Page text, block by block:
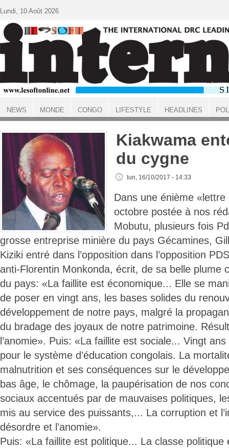
ACCUEIL
Kiakwama
du cygne
lun, 16/10/2017 - 14:33
Dans une énième
octobre postée à nos
Mobutu, plusieurs fois
grosse entreprise minière du pays Gécamines,
Kiziki entré dans l’opposition dans l’opposition
anti-Florentin Monkonda, écrit, de sa belle plume
du pays: «La faillite est économique... Elle se
de poser en vingt ans, les bases solides du
développement de notre pays, malgré la
du bradage des joyaux de notre patrimoine.
l’anomie». Puis: «La faillite est sociale... Vingt
pour le système d’éducation congolais. La
malnutrition et ses conséquences sur le
bas âge, le chômage, la paupérisation de nos
sociaux accentués par de mauvaises politiques,
mis au service des puissants,... La corruption et
désordre et l’anomie».
Puis: «La faillite est politique... La classe politique
Lundi, 10 Août 2026
NEWS MONDE CONGO LIFESTYLE HEADLINES